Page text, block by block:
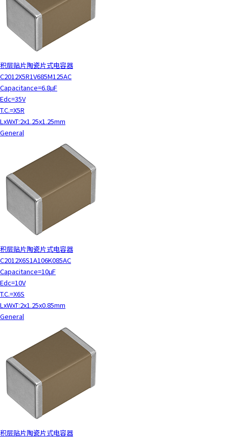
积层贴片陶瓷片式电容器
C2012X5R1V685M125AC
Capacitance=6.8μF
Edc=35V
T.C.=X5R
LxWxT:2x1.25x1.25mm
General
积层贴片陶瓷片式电容器
C2012X6S1A106K085AC
Capacitance=10μF
Edc=10V
T.C.=X6S
LxWxT:2x1.25x0.85mm
General
积层贴片陶瓷片式电容器